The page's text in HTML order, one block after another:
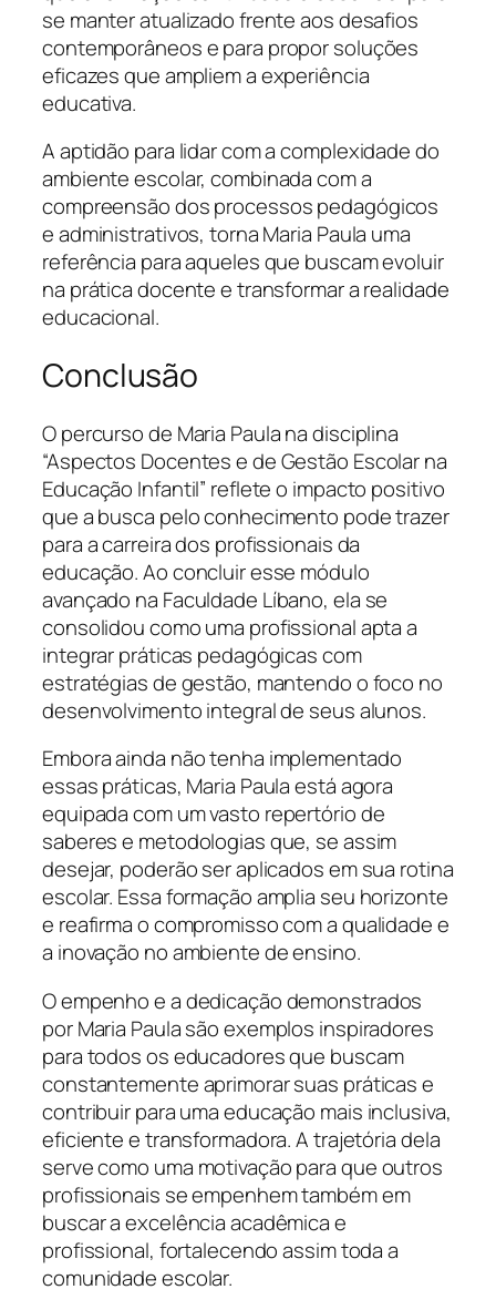
se manter atualizado frente aos desafios
contemporâneos e para propor soluções
eficazes que ampliem a experiência
educativa.
A aptidão para lidar com a complexidade do
ambiente escolar, combinada com a
compreensão dos processos pedagógicos
e administrativos, torna Maria Paula uma
referência para aqueles que buscam evoluir
na prática docente e transformar a realidade
educacional.
Conclusão
O percurso de Maria Paula na disciplina
“Aspectos Docentes e de Gestão Escolar na
Educação Infantil” reflete o impacto positivo
que a busca pelo conhecimento pode trazer
para a carreira dos profissionais da
educação. Ao concluir esse módulo
avançado na Faculdade Líbano, ela se
consolidou como uma profissional apta a
integrar práticas pedagógicas com
estratégias de gestão, mantendo o foco no
desenvolvimento integral de seus alunos.
Embora ainda não tenha implementado
essas práticas, Maria Paula está agora
equipada com um vasto repertório de
saberes e metodologias que, se assim
desejar, poderão ser aplicados em sua rotina
escolar. Essa formação amplia seu horizonte
e reafirma o compromisso com a qualidade e
a inovação no ambiente de ensino.
O empenho e a dedicação demonstrados
por Maria Paula são exemplos inspiradores
para todos os educadores que buscam
constantemente aprimorar suas práticas e
contribuir para uma educação mais inclusiva,
eficiente e transformadora. A trajetória dela
serve como uma motivação para que outros
profissionais se empenhem também em
buscar a excelência acadêmica e
profissional, fortalecendo assim toda a
comunidade escolar.